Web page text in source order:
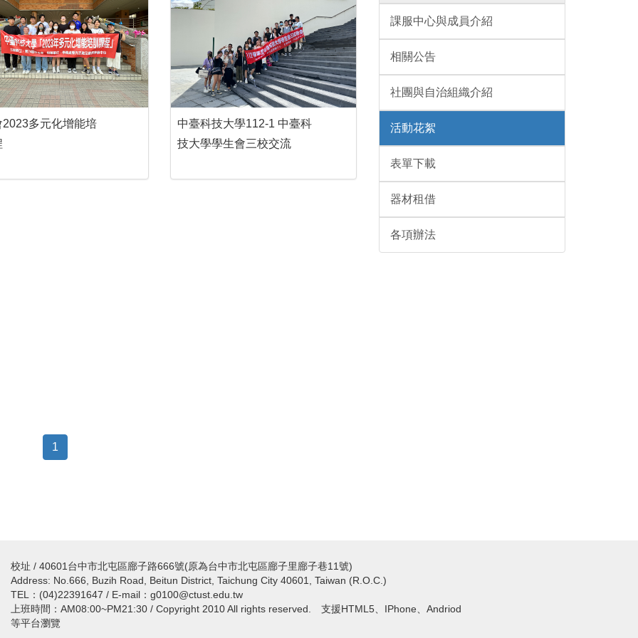
2023多元化增能培
中臺科技大學112-1 中臺科
技大學學生會三校交流
1
課服中心與成員介紹
相關公告
社團與自治組織介紹
活動花絮
表單下載
器材租借
各項辦法
校址 / 40601台中市北屯區廍子路666號(原為台中市北屯區廍子里廍子巷11號)
Address: No.666, Buzih Road, Beitun District, Taichung City 40601, Taiwan (R.O.C.)
TEL：(04)22391647 / E-mail：g0100@ctust.edu.tw
上班時間：AM08:00~PM21:30 / Copyright 2010 All rights reserved. 支援HTML5、IPhone、Andriod
等平台瀏覽